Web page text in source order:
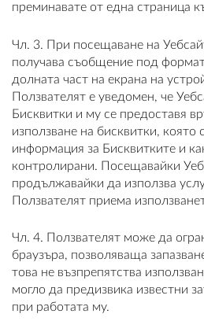
преминавате от една страница
Чл. 3. При посещаване на
получава съобщение под
долната част на екрана на
Ползвателят е уведомен, че
Бисквитки и му се предоставя
използване на бисквитки,
информация за Бисквитките и
контролирани. Посещавайки
продължавайки да използва
Ползвателят приема
Чл. 4. Ползвателят може да
браузъра, позволяваща
това не възпрепятства
могло да предизвика известни
при работата му.